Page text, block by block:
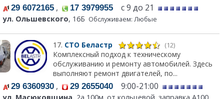
29 6072165 , 17 3979955 с 9 до 21
ул. Ольшевского, 16Б Обслуживаем: Любые
17. СТО Беластр (12)
Комплексный подход к техническому
обслуживанию и ремонту автомобилей. Здесь
выполняют ремонт двигателей, по...
29 6360930 , 29 2655040 9:00-21:00